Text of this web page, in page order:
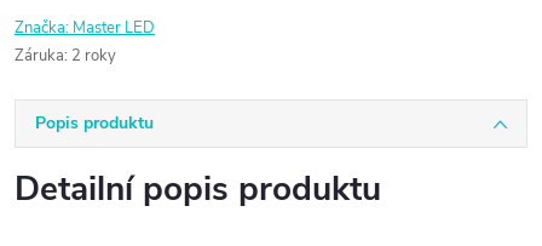
Značka: Master LED
Záruka: 2 roky
Popis produktu
Detailní popis produktu